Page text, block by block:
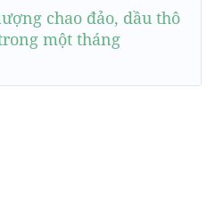
chao đảo, dầu thô
một tháng